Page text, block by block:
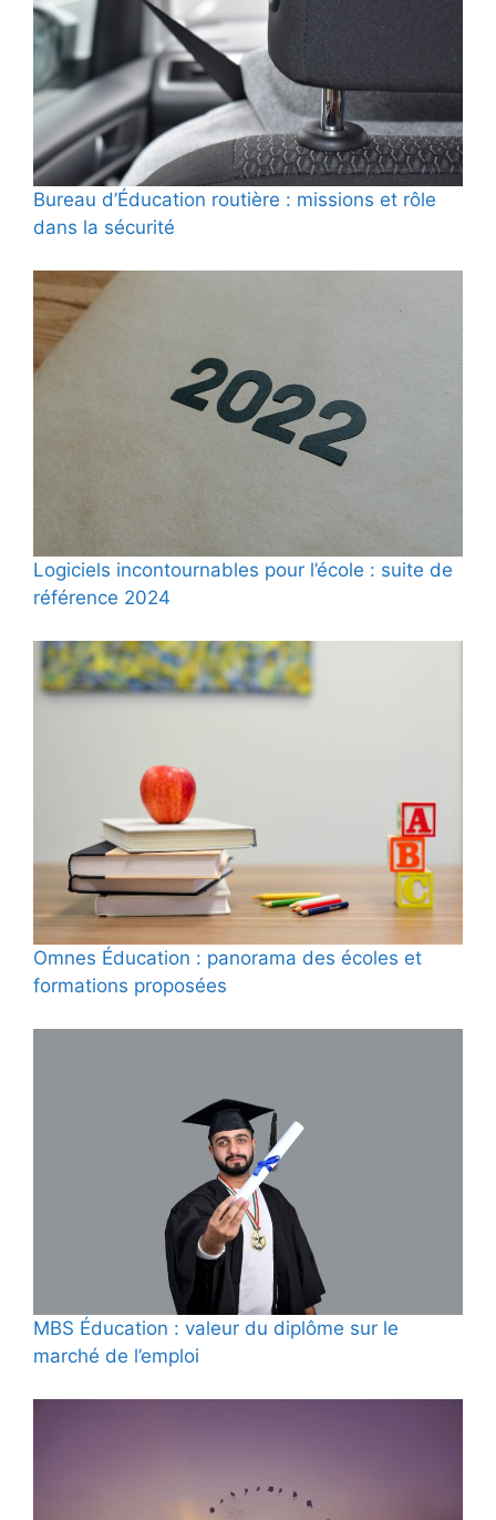
Bureau d’Éducation routière : missions et rôle
dans la sécurité
Logiciels incontournables pour l’école : suite de
référence 2024
Omnes Éducation : panorama des écoles et
formations proposées
MBS Éducation : valeur du diplôme sur le
marché de l’emploi